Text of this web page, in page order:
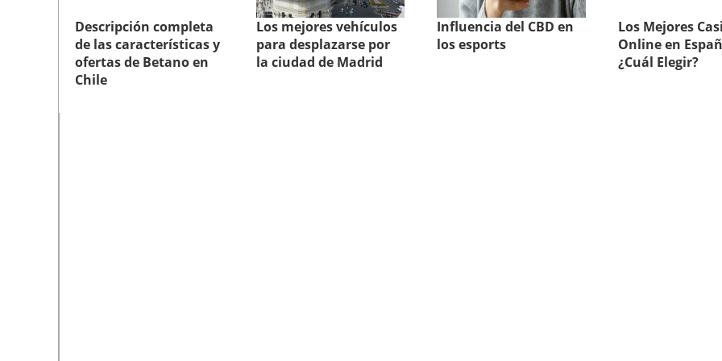
Descripción completa
de las características y
ofertas de Betano en
Chile
Los mejores vehículos
para desplazarse por
la ciudad de Madrid
Influencia del CBD en
los esports
Los Mejores
Online en
¿Cuál Elegir?